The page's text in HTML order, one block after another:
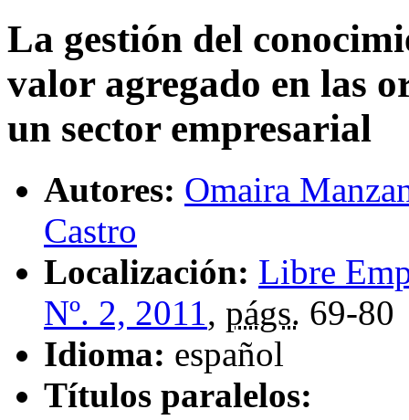
La gestión del
valor agregado en las
un sector empresarial
Autores: Omaira
Castro
Localización: Libre
Nº. 2, 2011, págs. 69-80
Idioma: español
Títulos paralelos: